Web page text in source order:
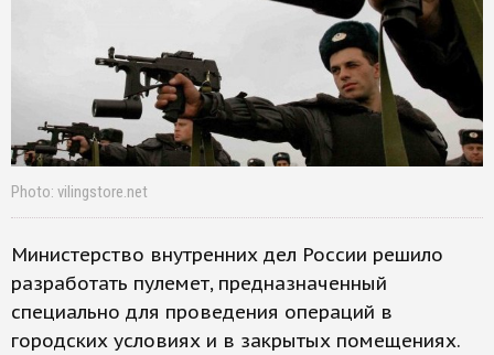
Photo: vilingstore.net
Министерство внутренних дел России решило
разработать пулемет, предназначенный
специально для проведения операций в
городских условиях и в закрытых помещениях.